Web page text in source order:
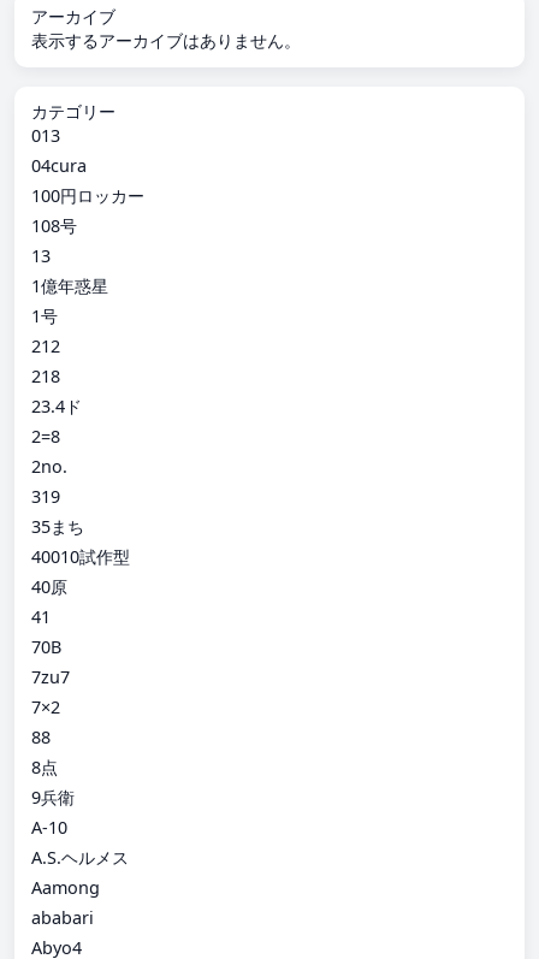
アーカイブ
表示するアーカイブはありません。
カテゴリー
013
04cura
100円ロッカー
108号
13
1億年惑星
1号
212
218
23.4ド
2=8
2no.
319
35まち
40010試作型
40原
41
70B
7zu7
7×2
88
8点
9兵衛
A-10
A.S.ヘルメス
Aamong
ababari
Abyo4